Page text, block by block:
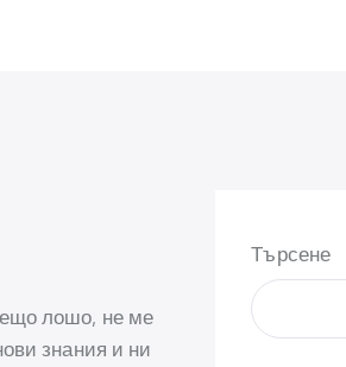
лошо, не ме
знания и ни
Търсене